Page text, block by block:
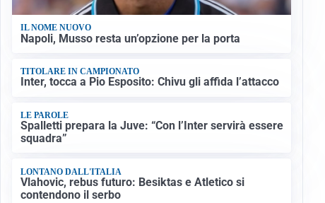
IL NOME NUOVO
Napoli, Musso resta un’opzione per la porta
TITOLARE IN CAMPIONATO
Inter, tocca a Pio Esposito: Chivu gli affida l’attacco
LE PAROLE
Spalletti prepara la Juve: “Con l’Inter servirà essere
squadra”
LONTANO DALL'ITALIA
Vlahovic, rebus futuro: Besiktas e Atletico si
contendono il serbo